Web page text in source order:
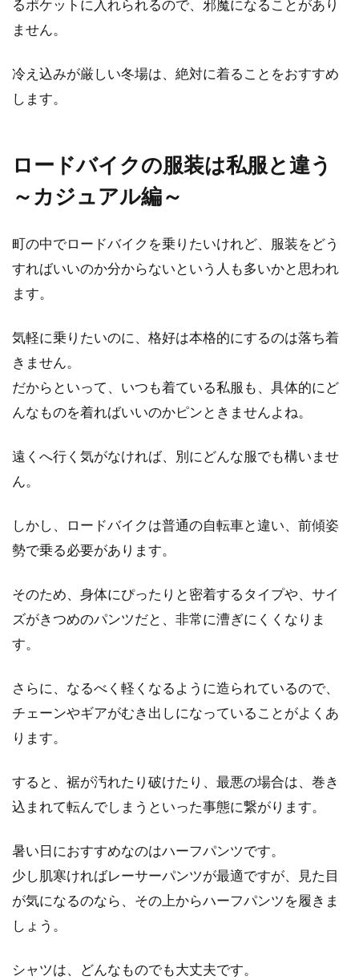
るポケットに入れられるので、邪魔になることがあり
ません。
冷え込みが厳しい冬場は、絶対に着ることをおすすめ
します。
ロードバイクの服装は私服と違う
～カジュアル編～
町の中でロードバイクを乗りたいけれど、服装をどう
すればいいのか分からないという人も多いかと思われ
ます。
気軽に乗りたいのに、格好は本格的にするのは落ち着
きません。
だからといって、いつも着ている私服も、具体的にど
んなものを着ればいいのかピンときませんよね。
遠くへ行く気がなければ、別にどんな服でも構いませ
ん。
しかし、ロードバイクは普通の自転車と違い、前傾姿
勢で乗る必要があります。
そのため、身体にぴったりと密着するタイプや、サイ
ズがきつめのパンツだと、非常に漕ぎにくくなりま
す。
さらに、なるべく軽くなるように造られているので、
チェーンやギアがむき出しになっていることがよくあ
ります。
すると、裾が汚れたり破けたり、最悪の場合は、巻き
込まれて転んでしまうといった事態に繋がります。
暑い日におすすめなのはハーフパンツです。
少し肌寒ければレーサーパンツが最適ですが、見た目
が気になるのなら、その上からハーフパンツを履きま
しょう。
シャツは、どんなものでも大丈夫です。